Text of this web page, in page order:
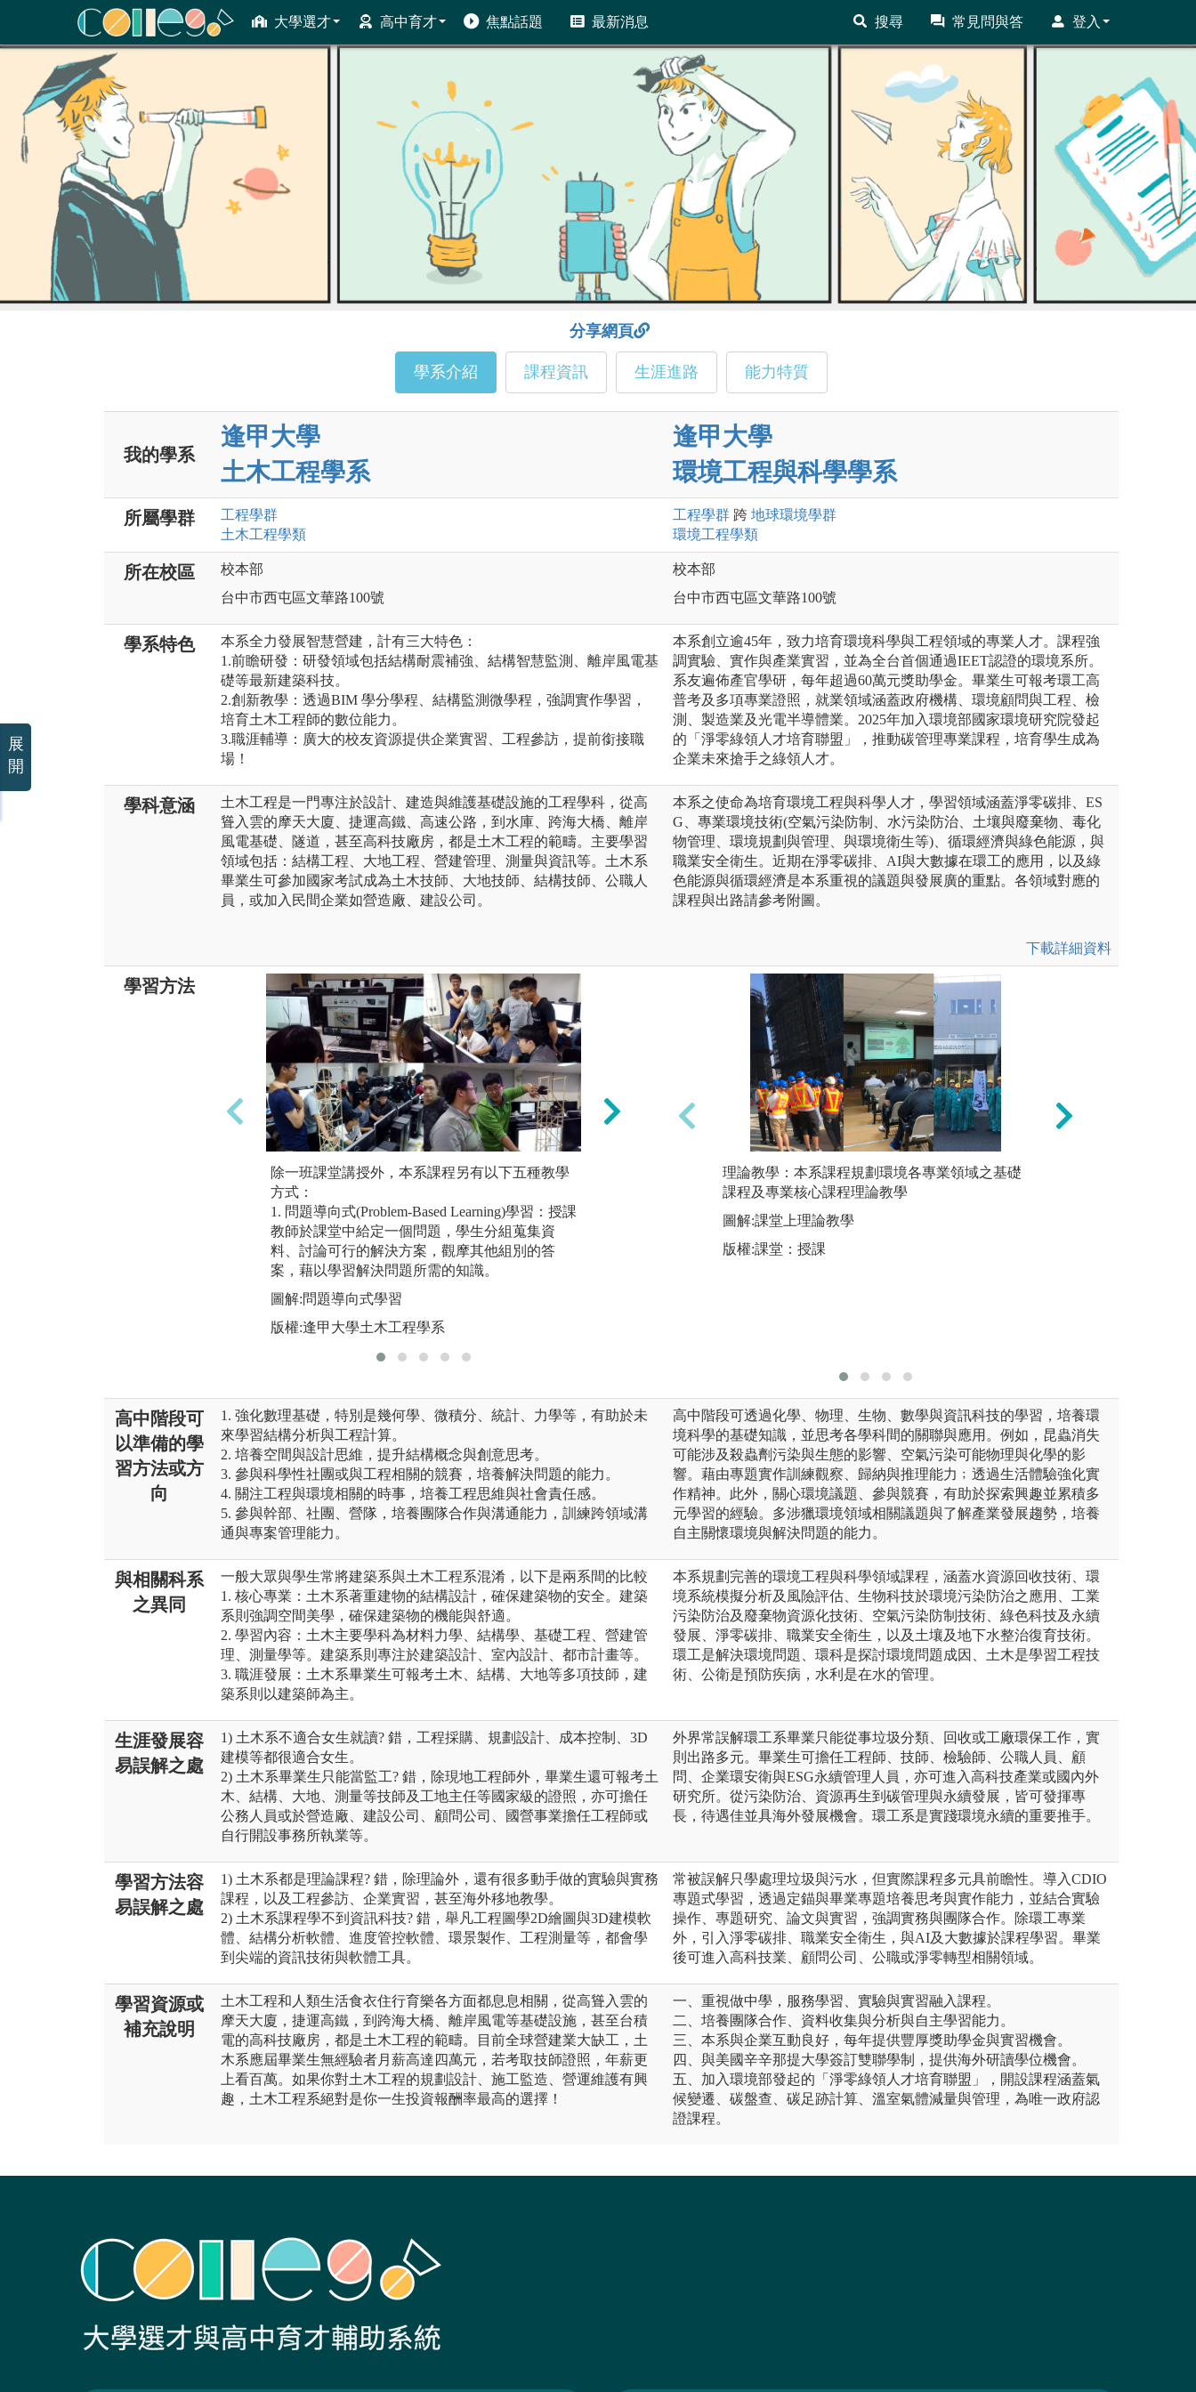
大學選才 高中育才 焦點話題 最新消息 搜尋 常見問與答 登入
ColleGo! 大學選才與高中育才輔助系統
分享網頁
學系介紹 課程資訊 生涯進路 能力特質
我的學系
逢甲大學
土木工程學系
逢甲大學
環境工程與科學學系
所屬學群 工程學群
土木工程學類
工程學群 跨 地球環境學群
環境工程學類
所在校區
校本部
台中市西屯區文華路100號
校本部
台中市西屯區文華路100號
學系特色
本系全力發展智慧營建，計有三大特色：
1.前瞻研發：研發領域包括結構耐震補強、結構智慧監測、離岸風電基
礎等最新建築科技。
2.創新教學：透過BIM 學分學程、結構監測微學程，強調實作學習，
培育土木工程師的數位能力。
3.職涯輔導：廣大的校友資源提供企業實習、工程參訪，提前銜接職
場！
本系創立逾45年，致力培育環境科學與工程領域的專業人才。課程強
調實驗、實作與產業實習，並為全台首個通過IEET認證的環境系所。
系友遍佈產官學研，每年超過60萬元獎助學金。畢業生可報考環工高
普考及多項專業證照，就業領域涵蓋政府機構、環境顧問與工程、檢
測、製造業及光電半導體業。2025年加入環境部國家環境研究院發起
的「淨零綠領人才培育聯盟」，推動碳管理專業課程，培育學生成為
企業未來搶手之綠領人才。
學科意涵
土木工程是一門專注於設計、建造與維護基礎設施的工程學科，從高
聳入雲的摩天大廈、捷運高鐵、高速公路，到水庫、跨海大橋、離岸
風電基礎、隧道，甚至高科技廠房，都是土木工程的範疇。主要學習
領域包括：結構工程、大地工程、營建管理、測量與資訊等。土木系
畢業生可參加國家考試成為土木技師、大地技師、結構技師、公職人
員，或加入民間企業如營造廠、建設公司。
本系之使命為培育環境工程與科學人才，學習領域涵蓋淨零碳排、ES
G、專業環境技術(空氣污染防制、水污染防治、土壤與廢棄物、毒化
物管理、環境規劃與管理、與環境衛生等)、循環經濟與綠色能源，與
職業安全衛生。近期在淨零碳排、AI與大數據在環工的應用，以及綠
色能源與循環經濟是本系重視的議題與發展廣的重點。各領域對應的
課程與出路請參考附圖。
下載詳細資料
學習方法
除一班課堂講授外，本系課程另有以下五種教學
方式：
1. 問題導向式(Problem-Based Learning)學習：授課
教師於課堂中給定一個問題，學生分組蒐集資
料、討論可行的解決方案，觀摩其他組別的答
案，藉以學習解決問題所需的知識。
圖解:問題導向式學習
版權:逢甲大學土木工程學系
2) 做中學、學中做(Do It Yourself)：本系工程圖
學、計算機程式語言、材料力學實驗、土壤力學
實驗、工程測量等課程，均有大量的上機實作、
力學實驗等，學生透過實際動手做的課堂演練，
加深學習的力道，又助於對專業知識的理解。
理論教學：本系課程規劃環境各專業領域之基礎
課程及專業核心課程理論教學
圖解:課堂上理論教學
版權:課堂：授課
高中階段可
以準備的學
習方法或方
向
1. 強化數理基礎，特別是幾何學、微積分、統計、力學等，有助於未
來學習結構分析與工程計算。
2. 培養空間與設計思維，提升結構概念與創意思考。
3. 參與科學性社團或與工程相關的競賽，培養解決問題的能力。
4. 關注工程與環境相關的時事，培養工程思維與社會責任感。
5. 參與幹部、社團、營隊，培養團隊合作與溝通能力，訓練跨領域溝
通與專案管理能力。
高中階段可透過化學、物理、生物、數學與資訊科技的學習，培養環
境科學的基礎知識，並思考各學科間的關聯與應用。例如，昆蟲消失
可能涉及殺蟲劑污染與生態的影響、空氣污染可能物理與化學的影
響。藉由專題實作訓練觀察、歸納與推理能力﹔透過生活體驗強化實
作精神。此外，關心環境議題、參與競賽，有助於探索興趣並累積多
元學習的經驗。多涉獵環境領域相關議題與了解產業發展趨勢，培養
自主關懷環境與解決問題的能力。
與相關科系
之異同
一般大眾與學生常將建築系與土木工程系混淆，以下是兩系間的比較
1. 核心專業：土木系著重建物的結構設計，確保建築物的安全。建築
系則強調空間美學，確保建築物的機能與舒適。
2. 學習內容：土木主要學科為材料力學、結構學、基礎工程、營建管
理、測量學等。建築系則專注於建築設計、室內設計、都市計畫等。
3. 職涯發展：土木系畢業生可報考土木、結構、大地等多項技師，建
築系則以建築師為主。
本系規劃完善的環境工程與科學領域課程，涵蓋水資源回收技術、環
境系統模擬分析及風險評估、生物科技於環境污染防治之應用、工業
污染防治及廢棄物資源化技術、空氣污染防制技術、綠色科技及永續
發展、淨零碳排、職業安全衛生，以及土壤及地下水整治復育技術。
環工是解決環境問題、環科是探討環境問題成因、土木是學習工程技
術、公衛是預防疾病，水利是在水的管理。
生涯發展容
易誤解之處
1) 土木系不適合女生就讀? 錯，工程採購、規劃設計、成本控制、3D
建模等都很適合女生。
2) 土木系畢業生只能當監工? 錯，除現地工程師外，畢業生還可報考土
木、結構、大地、測量等技師及工地主任等國家級的證照，亦可擔任
公務人員或於營造廠、建設公司、顧問公司、國營事業擔任工程師或
自行開設事務所執業等。
外界常誤解環工系畢業只能從事垃圾分類、回收或工廠環保工作，實
則出路多元。畢業生可擔任工程師、技師、檢驗師、公職人員、顧
問、企業環安衛與ESG永續管理人員，亦可進入高科技產業或國內外
研究所。從污染防治、資源再生到碳管理與永續發展，皆可發揮專
長，待遇佳並具海外發展機會。環工系是實踐環境永續的重要推手。
學習方法容
易誤解之處
1) 土木系都是理論課程? 錯，除理論外，還有很多動手做的實驗與實務
課程，以及工程參訪、企業實習，甚至海外移地教學。
2) 土木系課程學不到資訊科技? 錯，舉凡工程圖學2D繪圖與3D建模軟
體、結構分析軟體、進度管控軟體、環景製作、工程測量等，都會學
到尖端的資訊技術與軟體工具。
常被誤解只學處理垃圾與污水，但實際課程多元具前瞻性。導入CDIO
專題式學習，透過定錨與畢業專題培養思考與實作能力，並結合實驗
操作、專題研究、論文與實習，強調實務與團隊合作。除環工專業
外，引入淨零碳排、職業安全衛生，與AI及大數據於課程學習。畢業
後可進入高科技業、顧問公司、公職或淨零轉型相關領域。
學習資源或
補充說明
土木工程和人類生活食衣住行育樂各方面都息息相關，從高聳入雲的
摩天大廈，捷運高鐵，到跨海大橋、離岸風電等基礎設施，甚至台積
電的高科技廠房，都是土木工程的範疇。目前全球營建業大缺工，土
木系應屆畢業生無經驗者月薪高達四萬元，若考取技師證照，年薪更
上看百萬。如果你對土木工程的規劃設計、施工監造、營運維護有興
趣，土木工程系絕對是你一生投資報酬率最高的選擇！
一、重視做中學，服務學習、實驗與實習融入課程。
二、培養團隊合作、資料收集與分析與自主學習能力。
三、本系與企業互動良好，每年提供豐厚獎助學金與實習機會。
四、與美國辛辛那提大學簽訂雙聯學制，提供海外研讀學位機會。
五、加入環境部發起的「淨零綠領人才培育聯盟」，開設課程涵蓋氣
候變遷、碳盤查、碳足跡計算、溫室氣體減量與管理，為唯一政府認
證課程。
展
開